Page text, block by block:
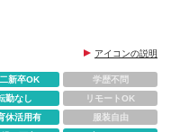
アイコンの説明
新卒OK
学歴不問
勤なし
リモートOK
休活用有
服装自由